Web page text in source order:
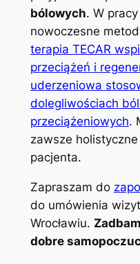
bólowych. W
nowoczesne
terapia TECAR
przeciążeń i
uderzeniowa
dolegliwościach
przeciążeniowych.
zawsze
pacjenta.
Zapraszam do
do umówienia
Wrocławiu.
dobre